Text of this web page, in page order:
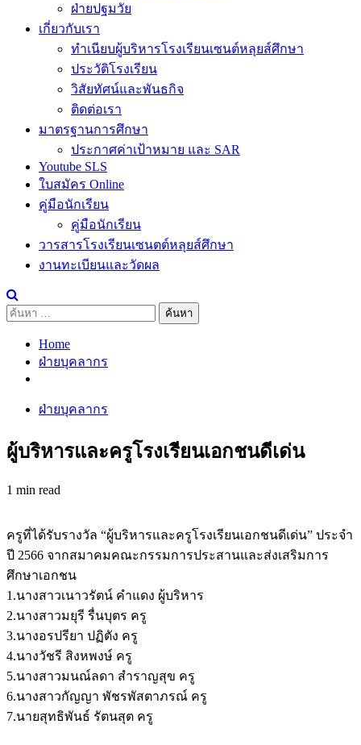
ฝ่ายปฐมวัย
เกี่ยวกับเรา
ทำเนียบผู้บริหารโรงเรียนเซนต์หลุยส์ศึกษา
ประวัติโรงเรียน
วิสัยทัศน์และพันธกิจ
ติดต่อเรา
มาตรฐานการศึกษา
ประกาศค่าเป้าหมาย และ SAR
Youtube SLS
ใบสมัคร Online
คู่มือนักเรียน
คู่มือนักเรียน
วารสารโรงเรียนเซนตต์หลุยส์ศึกษา
งานทะเบียนและวัดผล
ค้นหา
Home
ฝ่ายบุคลากร
ฝ่ายบุคลากร
ผู้บริหารและครูโรงเรียนเอกชนดีเด่น
1 min read
ครูที่ได้รับรางวัล “ผู้บริหารและครูโรงเรียนเอกชนดีเด่น” ประจำ
ปี 2566 จากสมาคมคณะกรรมการประสานและส่งเสริมการ
ศึกษาเอกชน
1.นางสาวเนาวรัตน์ คำแดง ผู้บริหาร
2.นางสาวมยุรี รื่นบุตร ครู
3.นางอรปรียา ปฏิตัง ครู
4.นางวัชรี สิงหพงษ์ ครู
5.นางสาวมนณ์ลดา สำราญสุข ครู
6.นางสาวกัญญา พัชรพัสตาภรณ์ ครู
7.นายสุทธิพันธ์ รัตนสุต ครู